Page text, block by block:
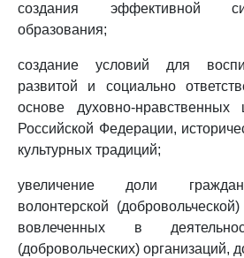
создания эффективной
образования;
создание условий для
развитой и социально
основе духовно-нравственных
Российской Федерации,
культурных традиций;
увеличение доли
волонтерской
вовлеченных в
(добровольческих) организаций,